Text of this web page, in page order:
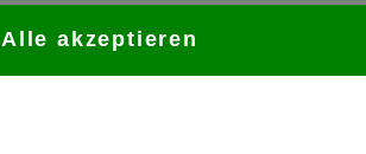
Alle akzeptieren